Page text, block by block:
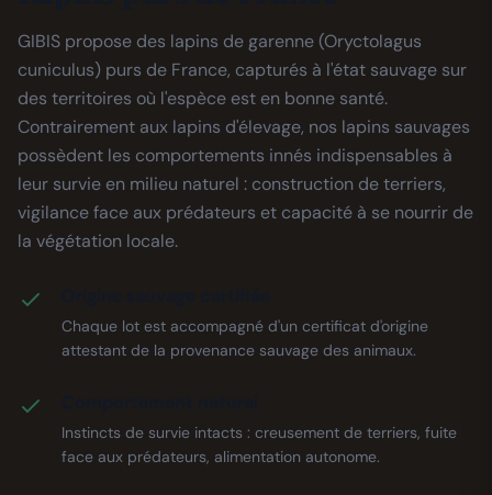
GIBIS propose des lapins de garenne (Oryctolagus
cuniculus) purs de France, capturés à l'état sauvage sur
des territoires où l'espèce est en bonne santé.
Contrairement aux lapins d'élevage, nos lapins sauvages
possèdent les comportements innés indispensables à
leur survie en milieu naturel : construction de terriers,
vigilance face aux prédateurs et capacité à se nourrir de
la végétation locale.
Chaque lot est accompagné d'un certificat d'origine
attestant de la provenance sauvage des animaux.
Instincts de survie intacts : creusement de terriers, fuite
face aux prédateurs, alimentation autonome.